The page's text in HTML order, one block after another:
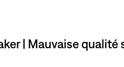
| Mauvaise